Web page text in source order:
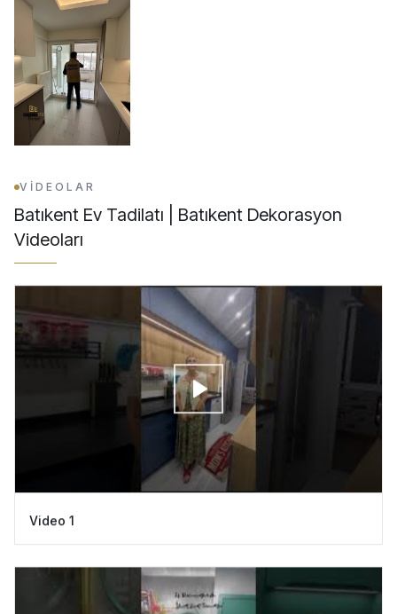
VİDEOLAR
Batıkent Ev Tadilatı | Batıkent Dekorasyon
Videoları
Video 1